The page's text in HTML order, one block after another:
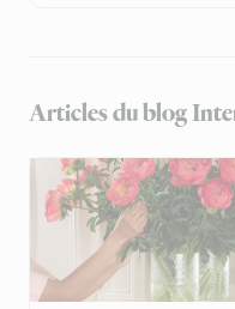
Articles du blog